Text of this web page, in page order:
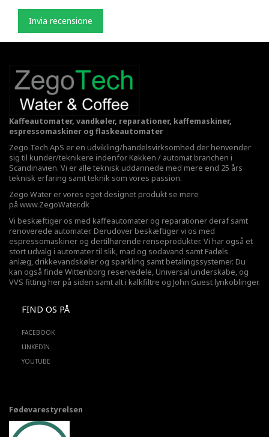
Invia recensione
Kaffeautomater, vandkøler, reparationer, kaffemaskiner,
espressomaskiner og flaskeautomater
Zego Tech ApS er en udvikling/handelsvirksomhed der henvender
sig til kunder/teknikere indenfor Køkken / automat branchen i
Scandinavien. Vi er alle teknisk uddannede med mere end 25 års
teknisk erfaring samt teknik som vores passion.
Zego Water er vores eget designet produkt se mere
på www.ZegoWater.dk
Vi beskæftiger os med kaffeautomater og reparationer deraf samt
renoverede automater. Derudover beskæftiger vi os med
espressomaskiner og dertilhørende renseprodukter. Vi har også et
stort udvalg i automater til slik, mad og sodavand samt Fadøls
anlæg, drikkevandskøler og sparkling samt betalingssystemer. Du
kan også finde Wittenborg reservedele, Universal underskabe, og
VVS fitting her på siden samt alt i kalkfiltre og John Guest lynkoblinger.
FIND OS PÅ
FACEBOOK
LINKEDIN
YOUTUBE
Fødevarestyrelsen